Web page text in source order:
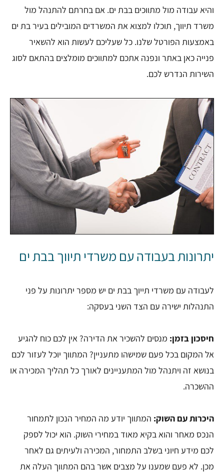
והיא עבודה מול מתווכים בבת ים. אם בחרתם להתנהל מול
משרד תיווך, תוכלו למצוא את המשרדים המובילים בעיר בת ים
באמצעות הפורטל שלנו. כל שעליכם לעשות הוא להשאיר
פנייה כאן באתר ונפנה אתכם למתווכים מומלצים בהתאם לסוג
השירות הנדרש לכם.
יתרונות בעבודה עם משרדי תיווך בבת ים
לעבודה עם משרדי תייוך בבת ים יש מספר יתרונות על פני
התנהלות ישירה עם הצד השני בעסקה:
חיסכון בזמן: מנסים להשכיר את הדירה? אין לכם כוח להגיע
אל המקום בכל פעם שמישהו מתעניין? המתווך יוכל לעזור לכם
בנושא זה ויתנהל מול המתעניינים לאורך כל תהליך המכירה או
ההשכרה.
היכרות עם השוק: המתווך יודע מה המחיר הנכון לתמחור
הנכס מאחר והוא בקיא מאוד במחירי השוק. הוא יכול לספק
לכם מידע חיוני בשלב התמחור, המכירה ולעיתים גם לאחר
מכן. לא פעם שמענו על מצבים אשר בהם המתווך העלה את